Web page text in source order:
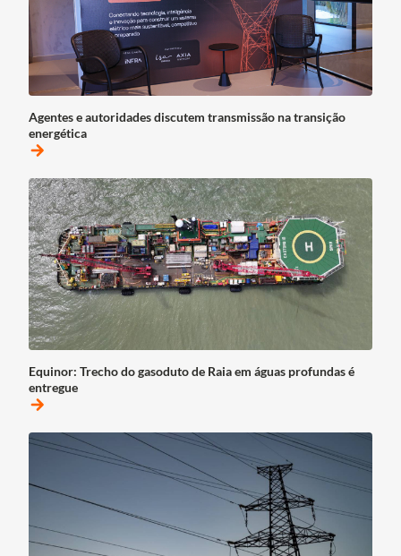
Agentes e autoridades discutem transmissão na transição
energética
arrow_forward
Equinor: Trecho do gasoduto de Raia em águas profundas é
entregue
arrow_forward